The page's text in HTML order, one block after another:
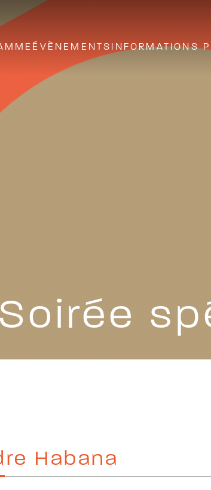
ÉVÈNEMENTS INFORMATIONS
Habana